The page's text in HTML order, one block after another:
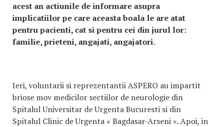
acest an actiunile de informare asupra
implicatiilor pe care aceasta boala le are atat
pentru pacienti, cat si pentru cei din jurul lor:
familie, prieteni, angajati, angajatori.
Ieri, voluntarii si reprezentantii ASPERO au impartit
briose mov medicilor sectiilor de neurologie din
Spitalul Universitar de Urgenta Bucuresti si din
Spitalul Clinic de Urgenta « Bagdasar-Arseni ». Apoi, in